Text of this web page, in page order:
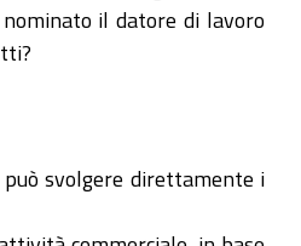
il datore di lavoro
svolgere direttamente i